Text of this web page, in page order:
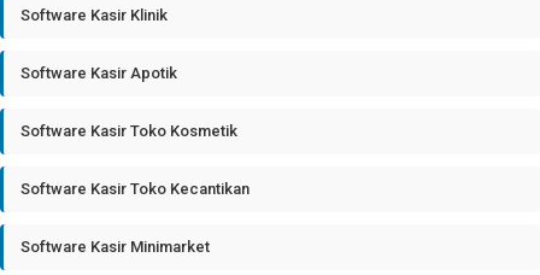
Software Kasir Klinik
Software Kasir Apotik
Software Kasir Toko Kosmetik
Software Kasir Toko Kecantikan
Software Kasir Minimarket